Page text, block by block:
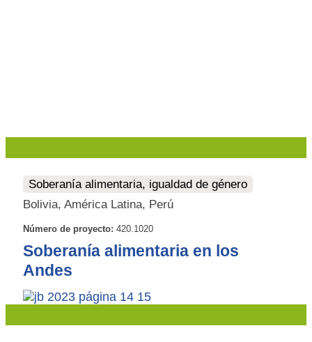
Soberanía alimentaria, igualdad de género
Bolivia, América Latina, Perú
Número de proyecto: 420.1020
Soberanía alimentaria en los
Andes